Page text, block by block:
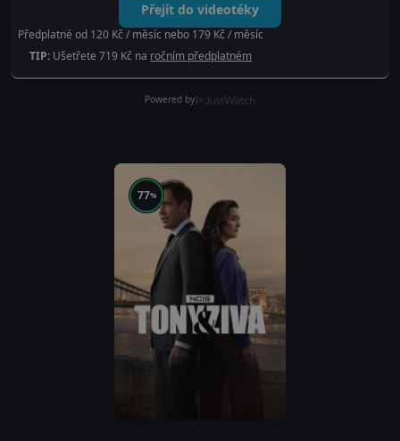
Přejít do videotéky
Předplatné od 120 Kč / měsíc nebo 179 Kč / měsíc
TIP: Ušetřete 719 Kč na ročním předplatném
Powered by
77%